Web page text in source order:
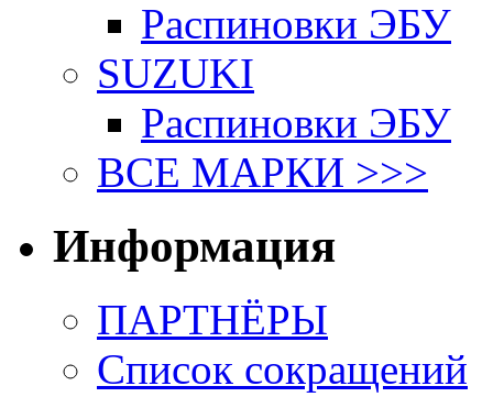
Распиновки ЭБУ
SUZUKI
Распиновки ЭБУ
ВСЕ МАРКИ >>>
Информация
ПАРТНЁРЫ
Список сокращений